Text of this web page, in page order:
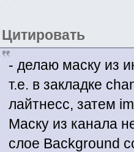
Цитировать
- делаю маску из
т.е. в закладке
лайтнесс, затем
Маску из канала
слое Background